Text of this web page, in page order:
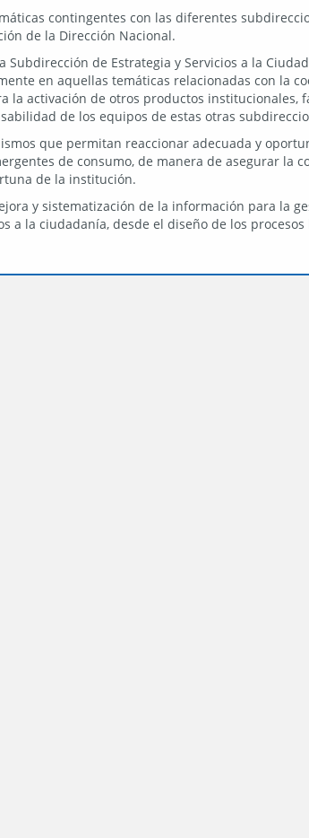
contingentes con las diferentes
de la Dirección Nacional.
de Estrategia y Servicios a la
en aquellas temáticas relacionadas con la
la activación de otros productos institucionales,
de los equipos de estas otras
que permitan reaccionar adecuada y
de consumo, de manera de asegurar la
de la institución.
y sistematización de la información para la
a la ciudadanía, desde el diseño de los procesos